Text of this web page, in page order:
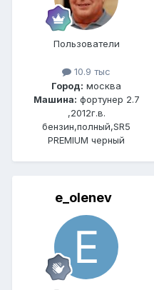
Пользователи
10.9 тыс
Город: москва
Машина: фортунер 2.7
,2012г.в.
бензин,полный,SR5
PREMIUM черный
e_olenev